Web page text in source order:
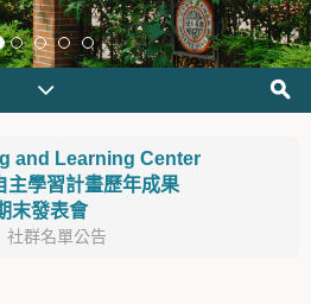
and Learning Center
主學習計畫歷年成果
末發表會
社群名單公告